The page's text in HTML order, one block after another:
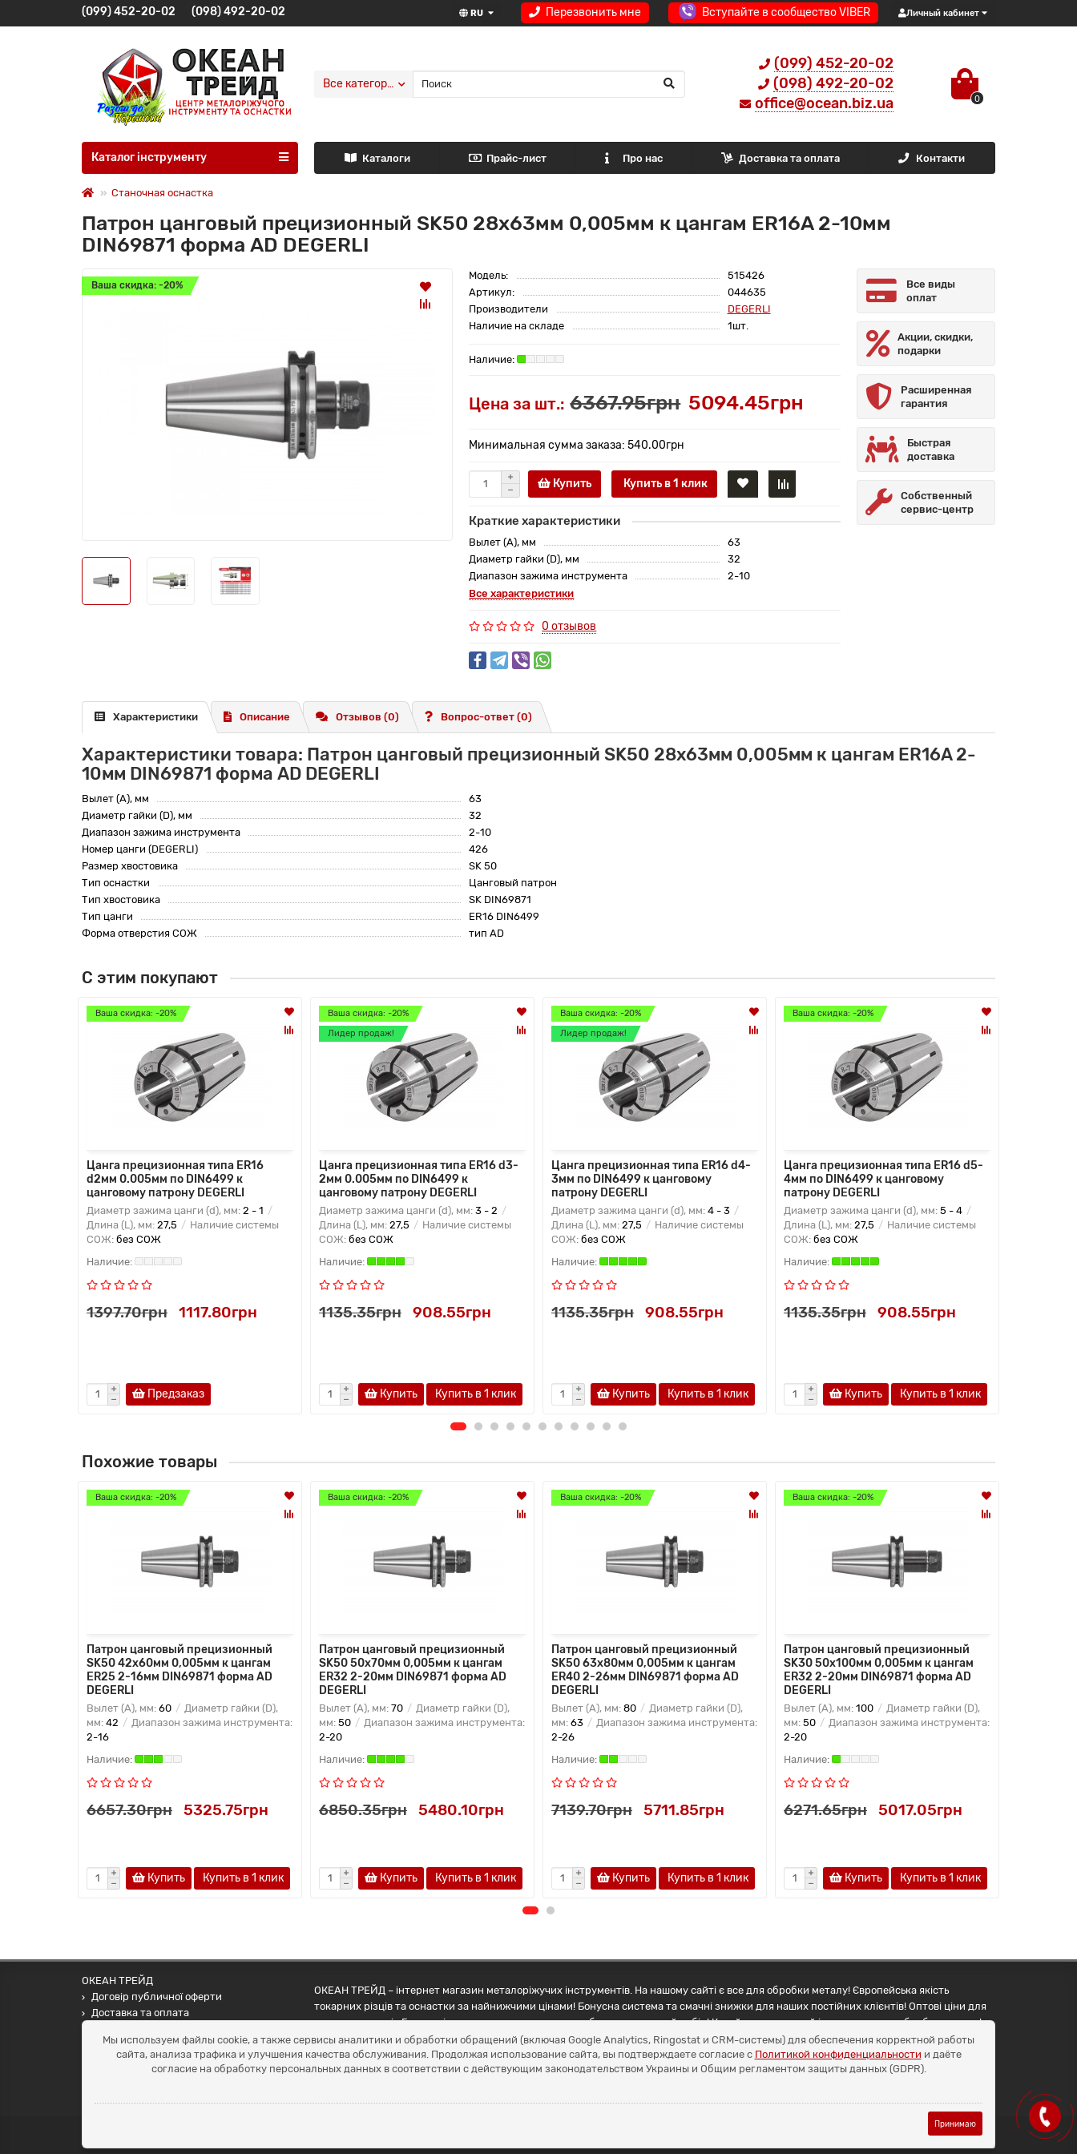
Перезвонить мне Вступайте в сообщество VIBER Личный кабинет
RU
(099) 452-20-02 (098) 492-20-02
(099) 452-20-02
(098) 492-20-02
office@ocean.biz.ua
0
Все категории
Каталог інструменту Каталоги Прайс-лист Про нас Доставка та оплата Контакти
Станочная оснастка
Патрон цанговый прецизионный SK50 28x63мм 0,005мм к цангам ER16A 2-10мм
DIN69871 форма AD DEGERLI
Ваша скидка: -20%
Модель:
515426
Артикул:
044635
Производители
DEGERLI
Наличие на складе
1шт.
Цена за шт.: 6367.95грн 5094.45грн
Минимальная сумма заказа: 540.00грн
Купить Купить в 1 клик
Краткие характеристики
Вылет (A), мм
63
Диаметр гайки (D), мм
32
Диапазон зажима инструмента
2-10
Все характеристики
0 отзывов
Все виды
оплат
Акции, скидки,
подарки
Расширенная
гарантия
Быстрая
доставка
Собственный
сервис-центр
Характеристики Описание Отзывов (0) Вопрос-ответ (0)
Характеристики товара: Патрон цанговый прецизионный SK50 28x63мм 0,005мм к цангам ER16A 2-
10мм DIN69871 форма AD DEGERLI
Вылет (A), мм
63
Диаметр гайки (D), мм
32
Диапазон зажима инструмента
2-10
Номер цанги (DEGERLI)
426
Размер хвостовика
SK 50
Тип оснастки
Цанговый патрон
Тип хвостовика
SK DIN69871
Тип цанги
ER16 DIN6499
Форма отверстия СОЖ
тип AD
С этим покупают
Ваша скидка: -20%
Цанга прецизионная типа ER16
d2мм 0.005мм по DIN6499 к
цанговому патрону DEGERLI
Диаметр зажима цанги (d), мм: 2 - 1
Длина (L), мм: 27,5
Наличие системы
СОЖ: без СОЖ
1397.70грн 1117.80грн
Предзаказ
Ваша скидка: -20%
Лидер продаж!
Цанга прецизионная типа ER16 d3-
2мм 0.005мм по DIN6499 к
цанговому патрону DEGERLI
Диаметр зажима цанги (d), мм: 3 - 2
Длина (L), мм: 27,5
Наличие системы
СОЖ: без СОЖ
1135.35грн 908.55грн
Купить Купить в 1 клик
Ваша скидка: -20%
Лидер продаж!
Цанга прецизионная типа ER16 d4-
3мм по DIN6499 к цанговому
патрону DEGERLI
Диаметр зажима цанги (d), мм: 4 - 3
Длина (L), мм: 27,5
Наличие системы
СОЖ: без СОЖ
1135.35грн 908.55грн
Купить Купить в 1 клик
Ваша скидка: -20%
Цанга прецизионная типа ER16 d5-
4мм по DIN6499 к цанговому
патрону DEGERLI
Диаметр зажима цанги (d), мм: 5 - 4
Длина (L), мм: 27,5
Наличие системы
СОЖ: без СОЖ
1135.35грн 908.55грн
Купить Купить в 1 клик
Похожие товары
Ваша скидка: -20%
Патрон цанговый прецизионный
SK50 42x60мм 0,005мм к цангам
ER25 2-16мм DIN69871 форма AD
DEGERLI
Вылет (A), мм: 60
Диаметр гайки (D),
мм: 42
Диапазон зажима инструмента:
2-16
6657.30грн 5325.75грн
Купить Купить в 1 клик
Ваша скидка: -20%
Патрон цанговый прецизионный
SK50 50x70мм 0,005мм к цангам
ER32 2-20мм DIN69871 форма AD
DEGERLI
Вылет (A), мм: 70
Диаметр гайки (D),
мм: 50
Диапазон зажима инструмента:
2-20
6850.35грн 5480.10грн
Купить Купить в 1 клик
Ваша скидка: -20%
Патрон цанговый прецизионный
SK50 63x80мм 0,005мм к цангам
ER40 2-26мм DIN69871 форма AD
DEGERLI
Вылет (A), мм: 80
Диаметр гайки (D),
мм: 63
Диапазон зажима инструмента:
2-26
7139.70грн 5711.85грн
Купить Купить в 1 клик
Ваша скидка: -20%
Патрон цанговый прецизионный
SK30 50x100мм 0,005мм к цангам
ER32 2-20мм DIN69871 форма AD
DEGERLI
Вылет (A), мм: 100
Диаметр гайки (D),
мм: 50
Диапазон зажима инструмента:
2-20
6271.65грн 5017.05грн
Купить Купить в 1 клик
ОКЕАН ТРЕЙД
Договір публичної оферти
Доставка та оплата
Умови повернення
+38 (099) 452-20-02
ОКЕАН ТРЕЙД – інтернет магазин металоріжучих інструментів. На нашому сайті є все для обробки металу! Європейська якість
токарних різців та оснастки за найнижчими цінами! Бонусна система та смачні знижки для наших постійних клієнтів! Оптові ціни для
наших партнерів Грамотні менеджери допоможуть зробити правильний вибір! Купуйте правильний інструмент для обробки металу!
Мы используем файлы cookie, а также сервисы аналитики и обработки обращений (включая Google Analytics, Ringostat и CRM-системы) для обеспечения корректной работы
сайта, анализа трафика и улучшения качества обслуживания. Продолжая использование сайта, вы подтверждаете согласие с Политикой конфиденциальности и даёте
согласие на обработку персональных данных в соответствии с действующим законодательством Украины и Общим регламентом защиты данных (GDPR).
Принимаю